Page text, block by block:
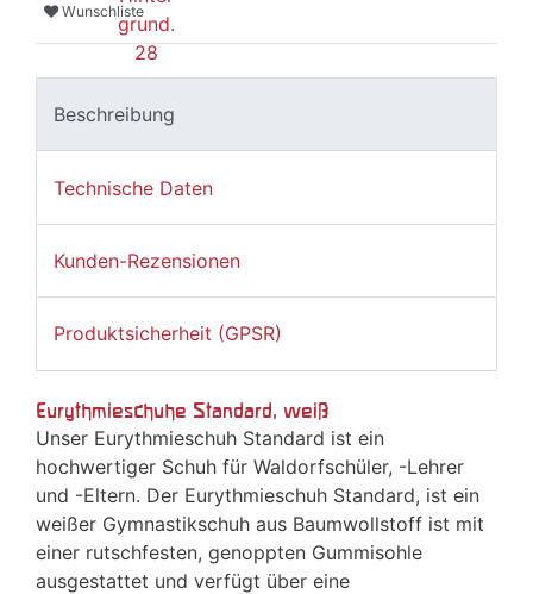
Wunschliste
Beschreibung
Technische Daten
Kunden-Rezensionen
Produktsicherheit (GPSR)
Eurythmieschuhe Standard, weiß
Unser Eurythmieschuh Standard ist ein
hochwertiger Schuh für Waldorfschüler, -Lehrer
und -Eltern. Der Eurythmieschuh Standard, ist ein
weißer Gymnastikschuh aus Baumwollstoff ist mit
einer rutschfesten, genoppten Gummisohle
ausgestattet und verfügt über eine